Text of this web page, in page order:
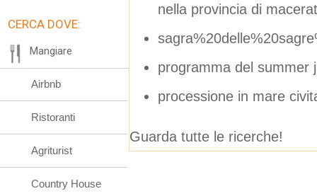
nella provincia di
programma del summer
processione in mare
Guarda tutte le ricerche!
CERCA DOVE:
Mangiare
Airbnb
Ristoranti
Agriturist
Country House